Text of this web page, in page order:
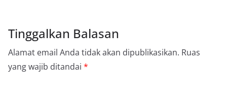
Tinggalkan Balasan
Alamat email Anda tidak akan dipublikasikan. Ruas
yang wajib ditandai *